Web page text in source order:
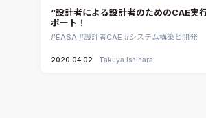
“設計者による設計者のためのCAE実
ポート！
EASA 設計者CAE システム構築と開発
2020.04.02 Takuya Ishihara